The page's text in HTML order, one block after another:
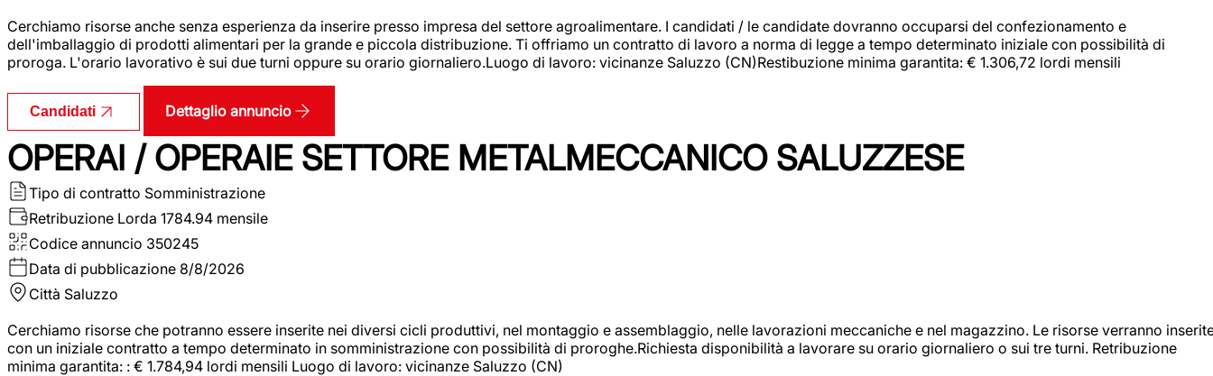
Cerchiamo risorse anche senza esperienza da inserire presso impresa del settore agroalimentare. I candidati / le candidate dovranno occuparsi del confezionamento e
dell'imballaggio di prodotti alimentari per la grande e piccola distribuzione. Ti offriamo un contratto di lavoro a norma di legge a tempo determinato iniziale con possibilità di
proroga. L'orario lavorativo è sui due turni oppure su orario giornaliero.Luogo di lavoro: vicinanze Saluzzo (CN)Restibuzione minima garantita: € 1.306,72 lordi mensili
Candidati Dettaglio annuncio
OPERAI / OPERAIE SETTORE METALMECCANICO SALUZZESE
Tipo di contratto Somministrazione
Retribuzione Lorda 1784.94 mensile
Codice annuncio 350245
Data di pubblicazione 8/8/2026
Città Saluzzo
Cerchiamo risorse che potranno essere inserite nei diversi cicli produttivi, nel montaggio e assemblaggio, nelle lavorazioni meccaniche e nel magazzino. Le risorse verranno
con un iniziale contratto a tempo determinato in somministrazione con possibilità di proroghe.Richiesta disponibilità a lavorare su orario giornaliero o sui tre turni. Retribuzione
minima garantita: : € 1.784,94 lordi mensili Luogo di lavoro: vicinanze Saluzzo (CN)